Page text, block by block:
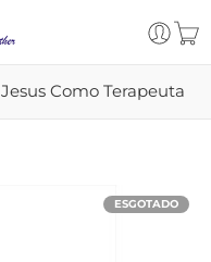
Jesus Como Terapeuta
ESGOTADO